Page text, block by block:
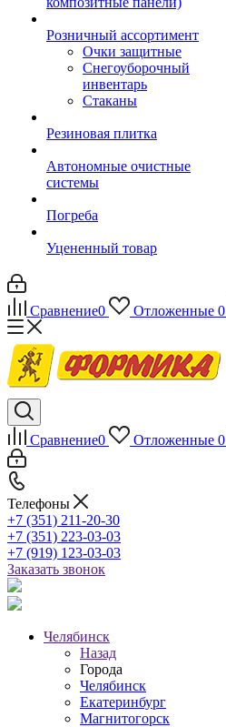
Розничный ассортимент
Очки защитные
Снегоуборочный
инвентарь
Стаканы
Резиновая плитка
Автономные очистные
системы
Погреба
Уцененный товар
Сравнение0 Отложенные 0
Сравнение0 Отложенные 0
Телефоны
+7 (351) 211-20-30
+7 (351) 223-03-03
+7 (919) 123-03-03
Заказать звонок
Челябинск
Назад
Города
Челябинск
Екатеринбург
Магнитогорск